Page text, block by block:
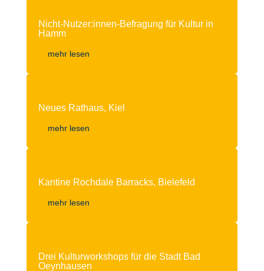
Nicht-Nutzer:innen-Befragung für Kultur in
Hamm
mehr lesen
Neues Rathaus, Kiel
mehr lesen
Kantine Rochdale Barracks, Bielefeld
mehr lesen
Drei Kulturworkshops für die Stadt Bad
Oeynhausen